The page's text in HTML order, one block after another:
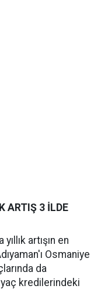
ARTIŞ 3 İLDE
artışın en
Osmaniye
da
kredilerindeki